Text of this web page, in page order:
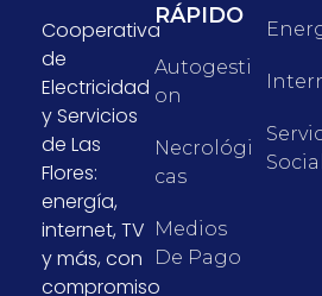
Cooperativa
de
Electricidad
y Servicios
de Las
Flores:
energía,
internet, TV
y más, con
compromiso
RÁPIDO
Autogesti
On
Necrológi
Cas
Medios
De Pago